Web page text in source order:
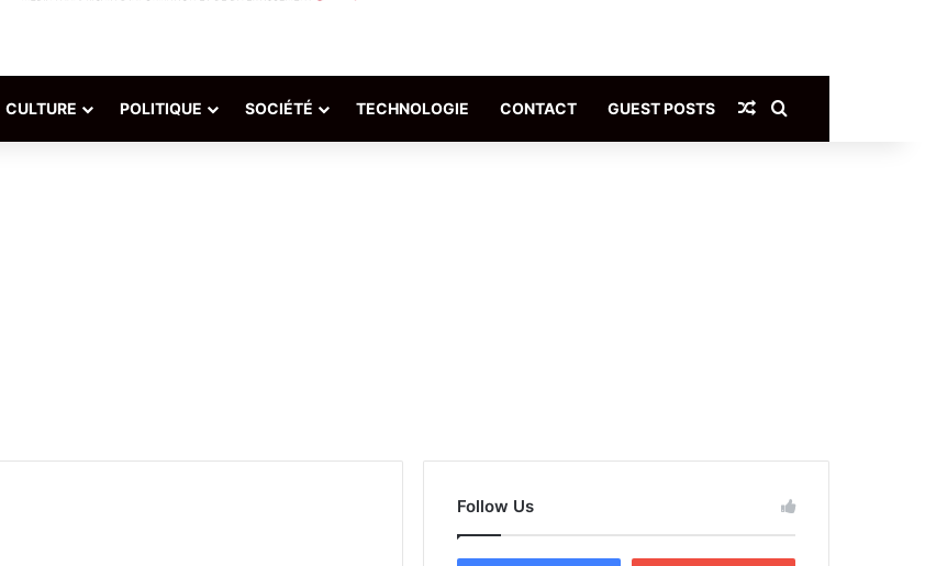
CULTURE POLITIQUE SOCIÉTÉ TECHNOLOGIE CONTACT GUEST POSTS Article Aléatoire
Follow Us